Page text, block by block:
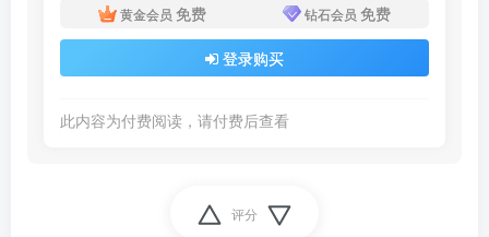
黄金会员 免费 钻石会员 免费
登录购买
此内容为付费阅读，请付费后查看
评分